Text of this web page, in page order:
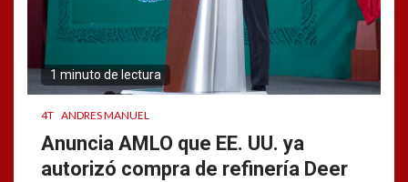
1 minuto de lectura
4T ANDRES MANUEL
Anuncia AMLO que EE. UU. ya
autorizó compra de refinería Deer